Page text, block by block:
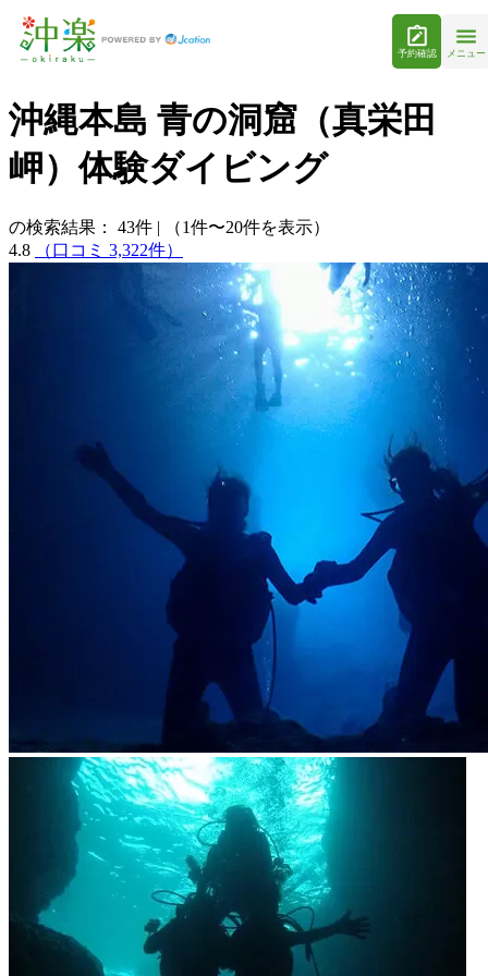
予約確認 メニュー
沖縄本島 青の洞窟（真栄田
岬）体験ダイビング
の検索結果： 43件 |
（1件〜20件を表示）
4.8
（口コミ 3,322件）